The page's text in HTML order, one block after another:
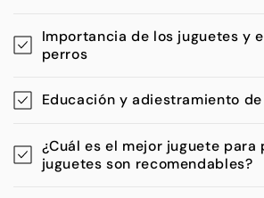
Importancia de los juguetes y
perros
Educación y adiestramiento
¿Cuál es el mejor juguete para
juguetes son recomendables?